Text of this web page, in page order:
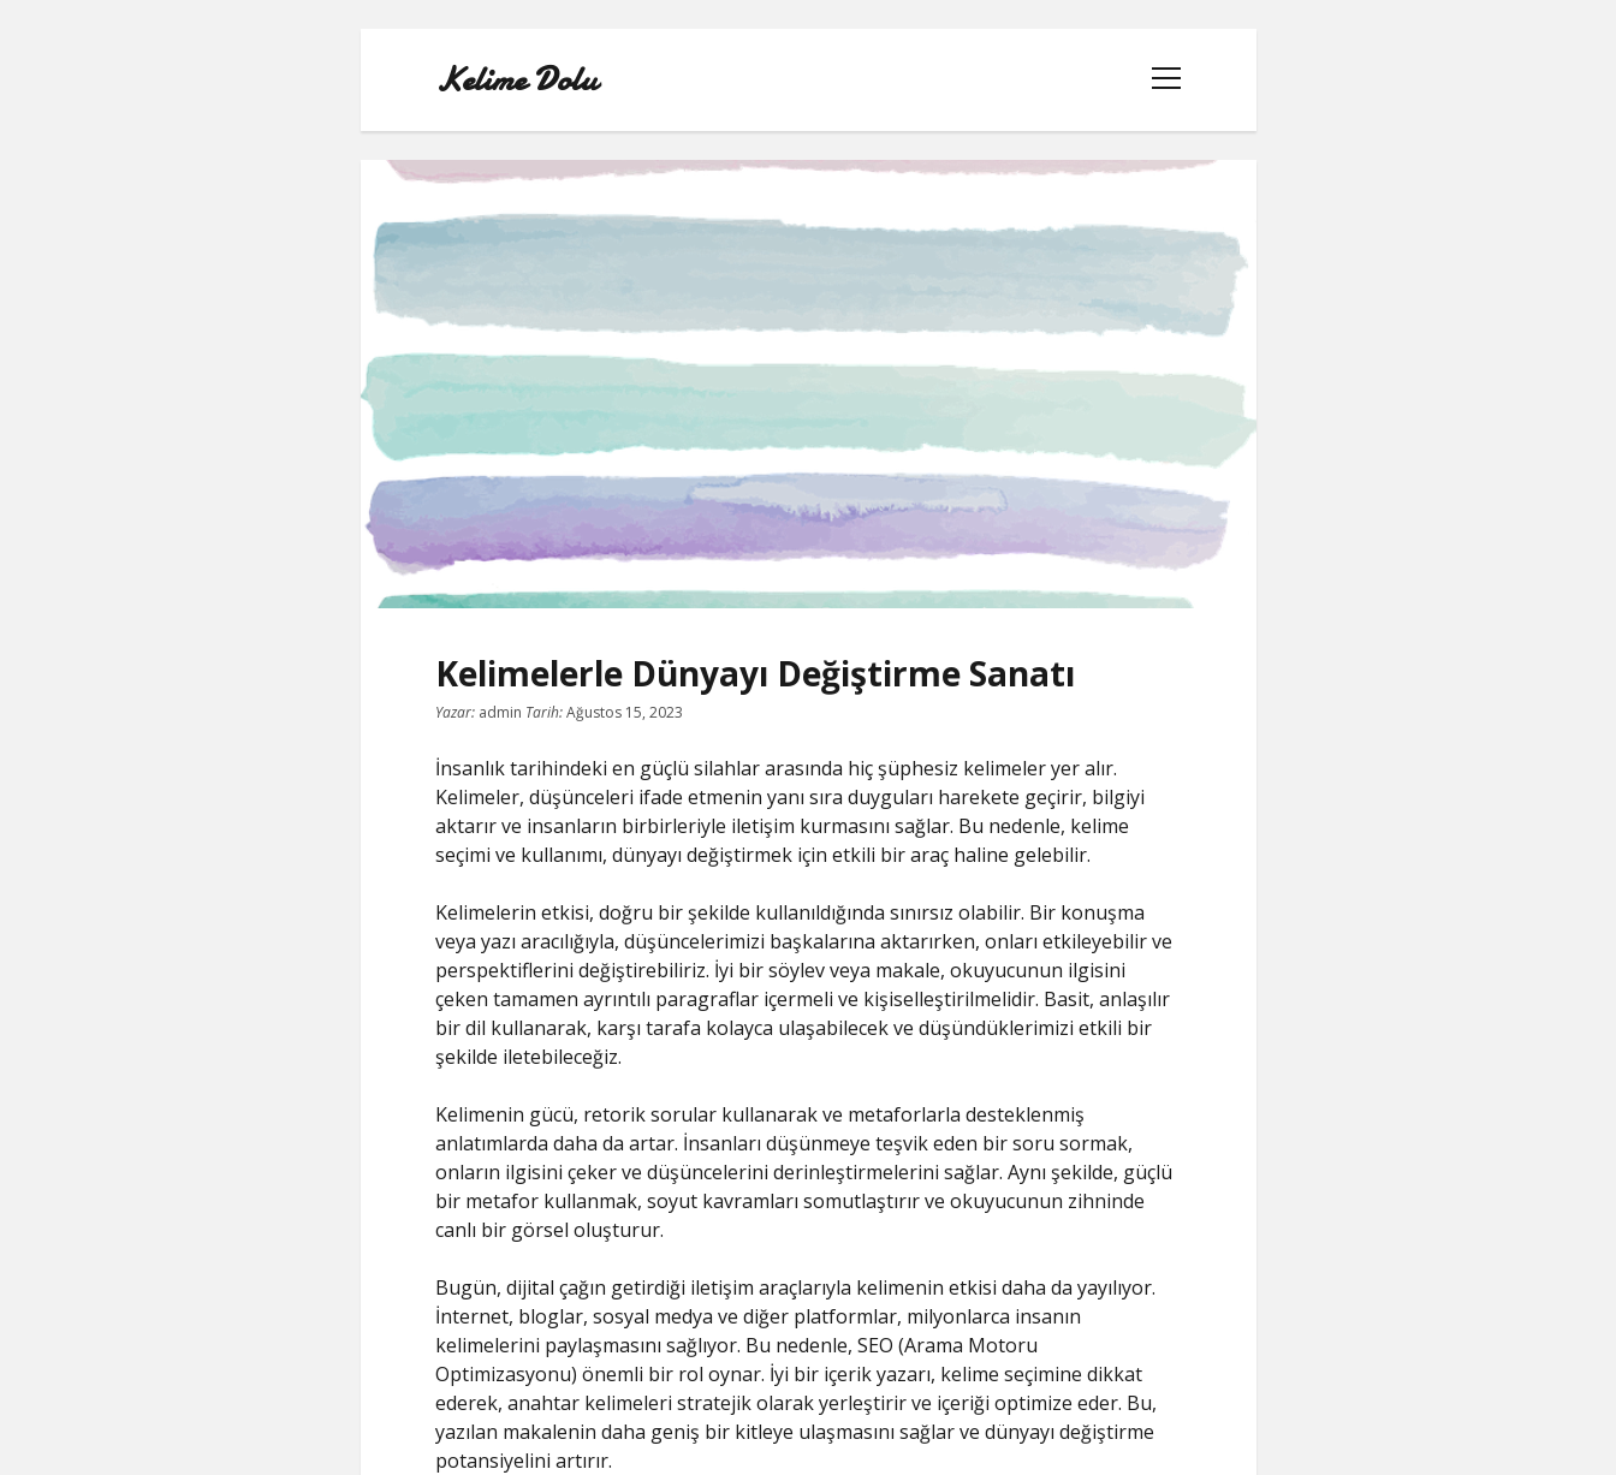
Kelime Dolu
menüyü
aç
TWITTER TAKIPÇI HILESI ŞIFRESIZ
Kelimelerle Dünyayı Değiştirme Sanatı
Yazar:admin Tarih:Ağustos 15, 2023
İnsanlık tarihindeki en güçlü silahlar arasında hiç şüphesiz kelimeler yer alır.
Kelimeler, düşünceleri ifade etmenin yanı sıra duyguları harekete geçirir, bilgiyi
aktarır ve insanların birbirleriyle iletişim kurmasını sağlar. Bu nedenle, kelime
seçimi ve kullanımı, dünyayı değiştirmek için etkili bir araç haline gelebilir.
Kelimelerin etkisi, doğru bir şekilde kullanıldığında sınırsız olabilir. Bir konuşma
veya yazı aracılığıyla, düşüncelerimizi başkalarına aktarırken, onları etkileyebilir ve
perspektiflerini değiştirebiliriz. İyi bir söylev veya makale, okuyucunun ilgisini
çeken tamamen ayrıntılı paragraflar içermeli ve kişiselleştirilmelidir. Basit, anlaşılır
bir dil kullanarak, karşı tarafa kolayca ulaşabilecek ve düşündüklerimizi etkili bir
şekilde iletebileceğiz.
Kelimenin gücü, retorik sorular kullanarak ve metaforlarla desteklenmiş
anlatımlarda daha da artar. İnsanları düşünmeye teşvik eden bir soru sormak,
onların ilgisini çeker ve düşüncelerini derinleştirmelerini sağlar. Aynı şekilde, güçlü
bir metafor kullanmak, soyut kavramları somutlaştırır ve okuyucunun zihninde
canlı bir görsel oluşturur.
Bugün, dijital çağın getirdiği iletişim araçlarıyla kelimenin etkisi daha da yayılıyor.
İnternet, bloglar, sosyal medya ve diğer platformlar, milyonlarca insanın
kelimelerini paylaşmasını sağlıyor. Bu nedenle, SEO (Arama Motoru
Optimizasyonu) önemli bir rol oynar. İyi bir içerik yazarı, kelime seçimine dikkat
ederek, anahtar kelimeleri stratejik olarak yerleştirir ve içeriği optimize eder. Bu,
yazılan makalenin daha geniş bir kitleye ulaşmasını sağlar ve dünyayı değiştirme
potansiyelini artırır.